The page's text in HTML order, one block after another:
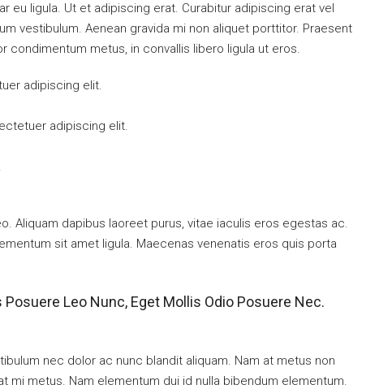
eu ligula. Ut et adipiscing erat. Curabitur adipiscing erat vel
vestibulum. Aenean gravida mi non aliquet porttitor. Praesent
condimentum metus, in convallis libero ligula ut eros.
adipiscing elit.
adipiscing elit.
Aliquam dapibus laoreet purus, vitae iaculis eros egestas ac.
sit amet ligula. Maecenas venenatis eros quis porta
Leo Nunc, Eget Mollis Odio Posuere Nec.
nec dolor ac nunc blandit aliquam. Nam at metus non
mi metus. Nam elementum dui id nulla bibendum elementum.